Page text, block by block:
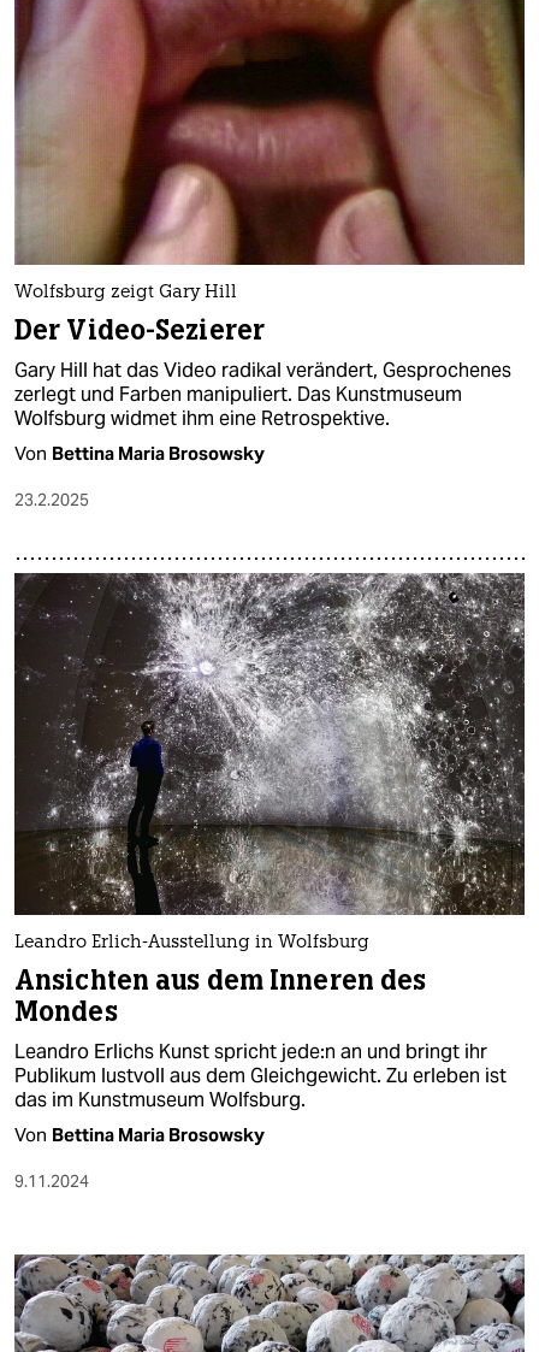
Wolfsburg zeigt Gary Hill
Der Video-Sezierer
Gary Hill hat das Video radikal verändert, Gesprochenes
zerlegt und Farben manipuliert. Das Kunstmuseum
Wolfsburg widmet ihm eine Retrospektive.
Von Bettina Maria Brosowsky
23.2.2025
Leandro Erlich-Ausstellung in Wolfsburg
Ansichten aus dem Inneren des
Mondes
Leandro Erlichs Kunst spricht je­de:n an und bringt ihr
Publikum lustvoll aus dem Gleichgewicht. Zu erleben ist
das im Kunstmuseum Wolfsburg.
Von Bettina Maria Brosowsky
9.11.2024